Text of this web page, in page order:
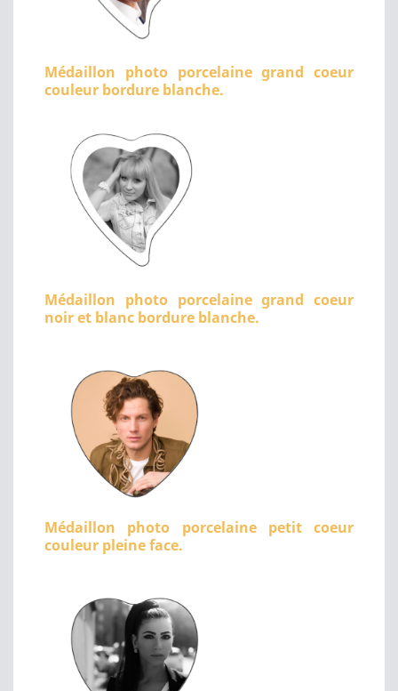
Médaillon photo porcelaine grand coeur
couleur bordure blanche.
Médaillon photo porcelaine grand coeur
noir et blanc bordure blanche.
Médaillon photo porcelaine petit coeur
couleur pleine face.